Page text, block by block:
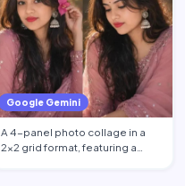
Google Gemini
A 4-panel photo collage in a
2x2 grid format, featuring a